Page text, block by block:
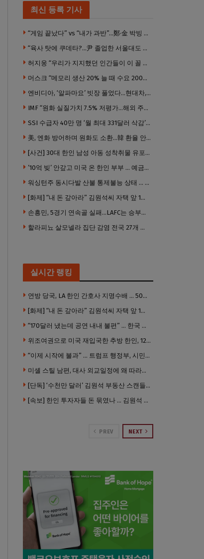
최신 등록 기사
“게임 끝났다” vs “내가 과반”…鄭·金 박빙 전대 서로 우위 주장
“육사 탓에 쿠데타?…尹 졸업한 서울대도 없애야 하나”
허지웅 “우리가 지지했던 인간들이 이 꼴 만들었다”
머스크 “메모리 생산 20% 늘 때 수요 200% 증가” … 반도체 매출 1조달러 눈 앞
엔비디아, ‘알파마요’ 빗장 풀었다…현대차, 자율주행 속도내나
IMF “원화 실질가치 7.5% 저평가…해외 주식투자 영향”
SSI 수급자 40만 명 ‘월 최대 331달러 삭감’ 위기…10만 명은 수급자격 상실
美, 엔화 방어하며 원화도 소환…韓 환율 안정 ‘우군’ 되나
[사건] 30대 한인 남성 아동 성착취물 유포 혐의로 체포
’10억 빚’ 안갚고 미국 온 한인 부부 … 예금보험공사, 미국서 소송
워싱턴주 동시다발 산불 통제불능 상태 … 이재민 수십만명
[화제] “내 돈 갚아라” 김원석씨 자택 앞 1인 광대 시위 … 한인 투자사, “108만 달러 못받아”
손흥민, 5경기 연속골 실패…LAFC는 승부차기 끝 과달라하라 격파
할라피뇨 살모넬라 집단 감염 전국 27개 주 급속 확산
실시간 랭킹
연방 당국, LA 한인 간호사 지명수배 … 500만 달러 메디캐어 사기, 선고 직전 한국 도주
[화제] “내 돈 갚아라” 김원석씨 자택 앞 1인 광대 시위 … 한인 투자사, “108만 달러 못받아”
“170달러 냈는데 공연 내내 불편” … 한국 코미디언 LA공연, 음향 불량에 외모 비하 개그 논란
위조여권으로 미국 재입국한 추방 한인, 120만 달러 은행 사기 행각
“이제 시작에 불과” … 트럼프 행정부, 시민권 박탈 본격화
미셸 스틸 남편, 대사 외교일정에 왜 따라갔나 … “매우 이례적”
[단독] ‘수천만 달러’ 김원석 부동산 스캔들 새 국면 … 한인 투자자들 소송 잇따라 ‘디폴트’ 절차
[속보] 한인 투자자들 돈 묶였나 … 김원석 회사들 챕터7 강제파산·자진파산 잇따라 신청
PREV NEXT